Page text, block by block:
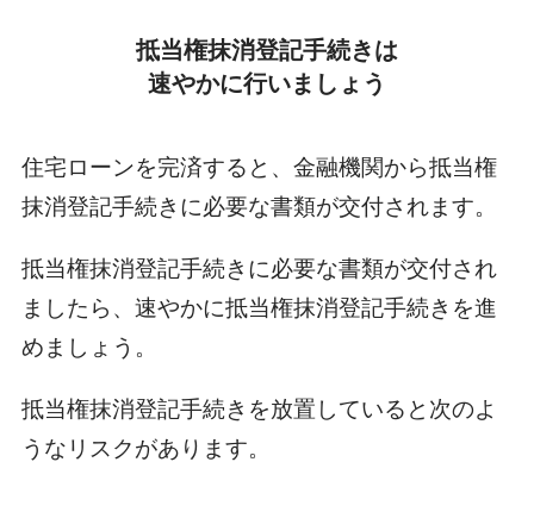
抵当権抹消登記手続きは
速やかに行いましょう
住宅ローンを完済すると、金融機関から抵当権
抹消登記手続きに必要な書類が交付されます。
抵当権抹消登記手続きに必要な書類が交付され
ましたら、速やかに抵当権抹消登記手続きを進
めましょう。
抵当権抹消登記手続きを放置していると次のよ
うなリスクがあります。